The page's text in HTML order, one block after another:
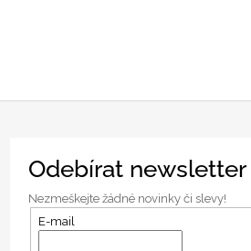
Odebírat newsletter
Nezmeškejte žádné novinky či slevy!
E-mail